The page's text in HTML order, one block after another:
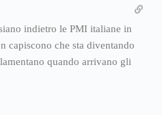
indietro le PMI italiane in
capiscono che sta diventando
quando arrivano gli